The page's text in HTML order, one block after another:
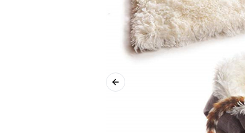
Previous slide